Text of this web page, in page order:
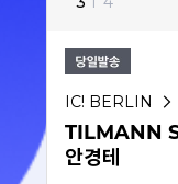
IC! BERLIN
TILMANN
안경테